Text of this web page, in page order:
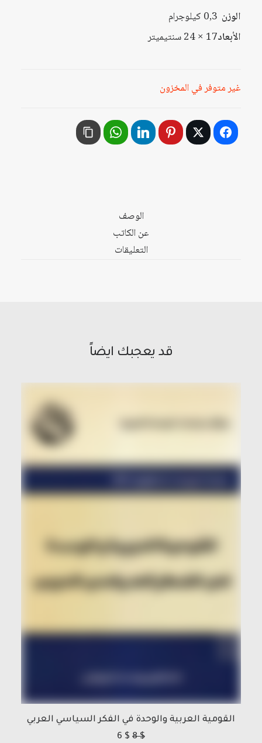
الوزن 0,3 كيلوجرام
الأبعاد17 × 24 سنتيميتر
غير متوفر في المخزون
الوصف
عن الكاتب
التعليقات
قد يعجبك ايضاً
القومية العربية والوحدة في الفكر السياسي العربي
8$
6 $